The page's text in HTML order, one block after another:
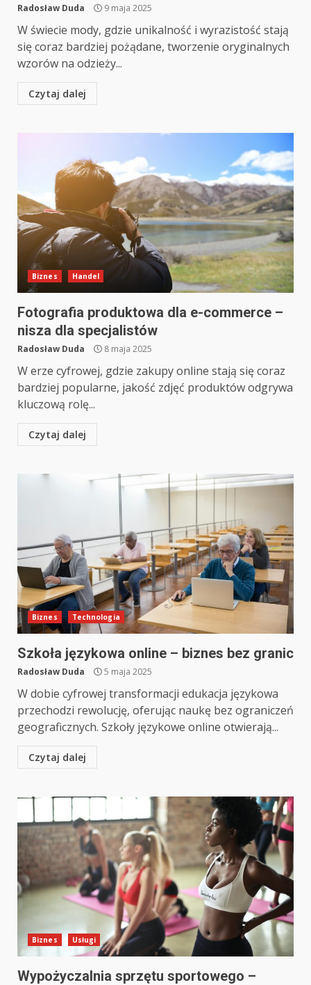
Radosław Duda 9 maja 2025
W świecie mody, gdzie unikalność i wyrazistość stają
się coraz bardziej pożądane, tworzenie oryginalnych
wzorów na odzieży...
Czytaj dalej
Biznes Handel
Fotografia produktowa dla e-commerce –
nisza dla specjalistów
Radosław Duda 8 maja 2025
W erze cyfrowej, gdzie zakupy online stają się coraz
bardziej popularne, jakość zdjęć produktów odgrywa
kluczową rolę...
Czytaj dalej
Biznes Technologia
Szkoła językowa online – biznes bez granic
Radosław Duda 5 maja 2025
W dobie cyfrowej transformacji edukacja językowa
przechodzi rewolucję, oferując naukę bez ograniczeń
geograficznych. Szkoły językowe online otwierają...
Czytaj dalej
Biznes Usługi
Wypożyczalnia sprzętu sportowego –